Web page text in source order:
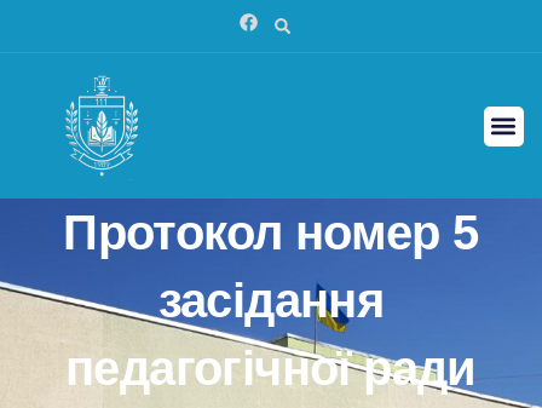
F
a
c
Протокол номер 5
засідання
педагогічної ради